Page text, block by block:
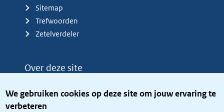
We gebruiken cookies op deze site om jouw ervaring te
verbeteren
Sitemap
Trefwoorden
Zetelverdeler
Over deze site
Privacy